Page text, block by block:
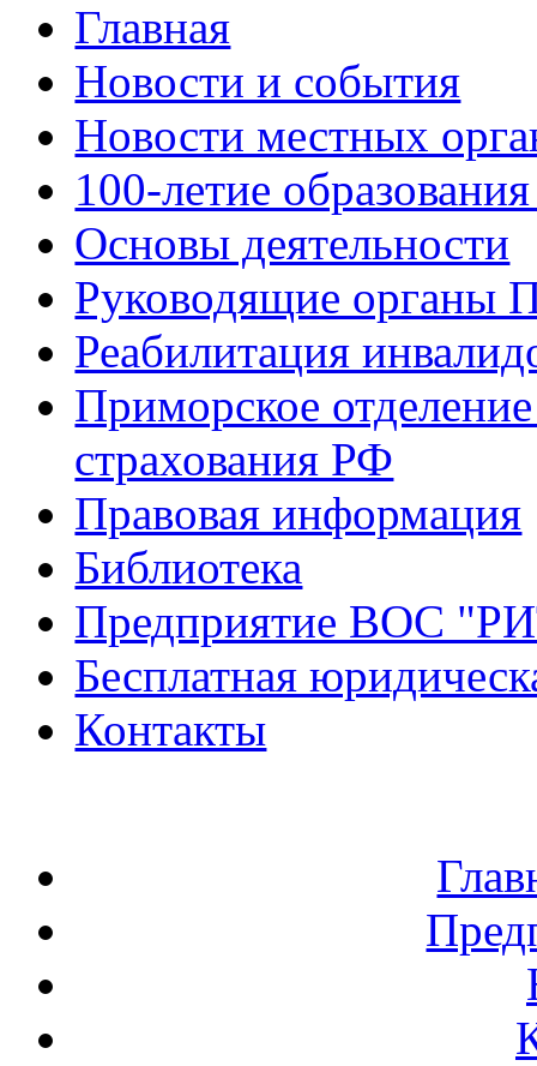
Главная
Новости и события
Новости местных
100-летие
Основы деятельности
Руководящие органы
Реабилитация
Приморское
страхования РФ
Правовая информация
Библиотека
Предприятие ВОС
Бесплатная
Контакты